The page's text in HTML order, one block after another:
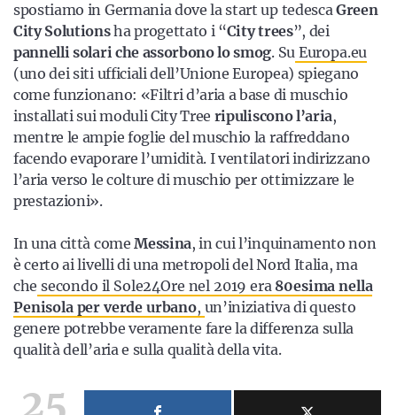
spostiamo in Germania dove la start up tedescaGreen
City Solutionsha progettato i “City trees”, dei
pannelli solari che assorbono lo smog. SuEuropa.eu
(uno dei siti ufficiali dell’Unione Europea) spiegano
come funzionano: «Filtri d’aria a base di muschio
installati sui moduli City Tree ripuliscono l’aria,
mentre le ampie foglie del muschio la raffreddano
facendo evaporare l’umidità. I ventilatori indirizzano
l’aria verso le colture di muschio per ottimizzare le
prestazioni».
In una città comeMessina, in cui l’inquinamento non
è certo ai livelli di una metropoli del Nord Italia, ma
che secondo il Sole24Ore nel 2019 era 80esima nella
Penisola per verde urbano, un’iniziativa di questo
genere potrebbe veramente fare la differenza sulla
qualità dell’aria e sulla qualità della vita.
25